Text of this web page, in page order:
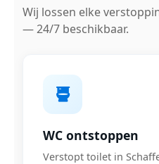
Wij lossen elke
— 24/7 beschikbaar.
WC ontstoppen
Verstopt toilet in